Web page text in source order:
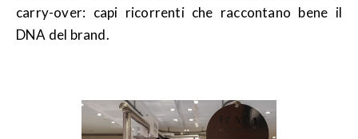
carry-over: capi ricorrenti che raccontano bene il
DNA del brand.